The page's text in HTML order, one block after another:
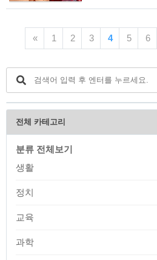
사하여 2021년
경향신문에서
순찬 화백입니
치료법 등을 알
✔️ 엠폭스
(Monkeypox
육 원숭이에서
되었다고 합니
다. 🚩 현재 국
« 1 2 3 4 5 6
전체 카테고리
분류 전체보기
생활
정치
교육
과학